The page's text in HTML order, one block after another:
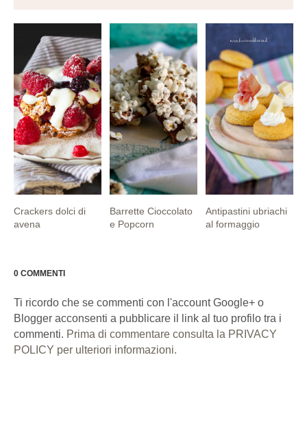
Crackers dolci di
avena
Barrette Cioccolato
e Popcorn
Antipastini ubriachi
al formaggio
0 COMMENTI
Ti ricordo che se commenti con l'account Google+ o
Blogger acconsenti a pubblicare il link al tuo profilo tra i
commenti. Prima di commentare consulta la PRIVACY
POLICY per ulteriori informazioni.